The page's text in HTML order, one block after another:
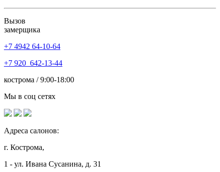
Вызов
замерщика
+7 4942 64-10-64
+7 920 642-13-44
кострома / 9:00-18:00
Мы в соц сетях
Адреса салонов:
г. Кострома,
1 - ул. Ивана Сусанина, д. 31